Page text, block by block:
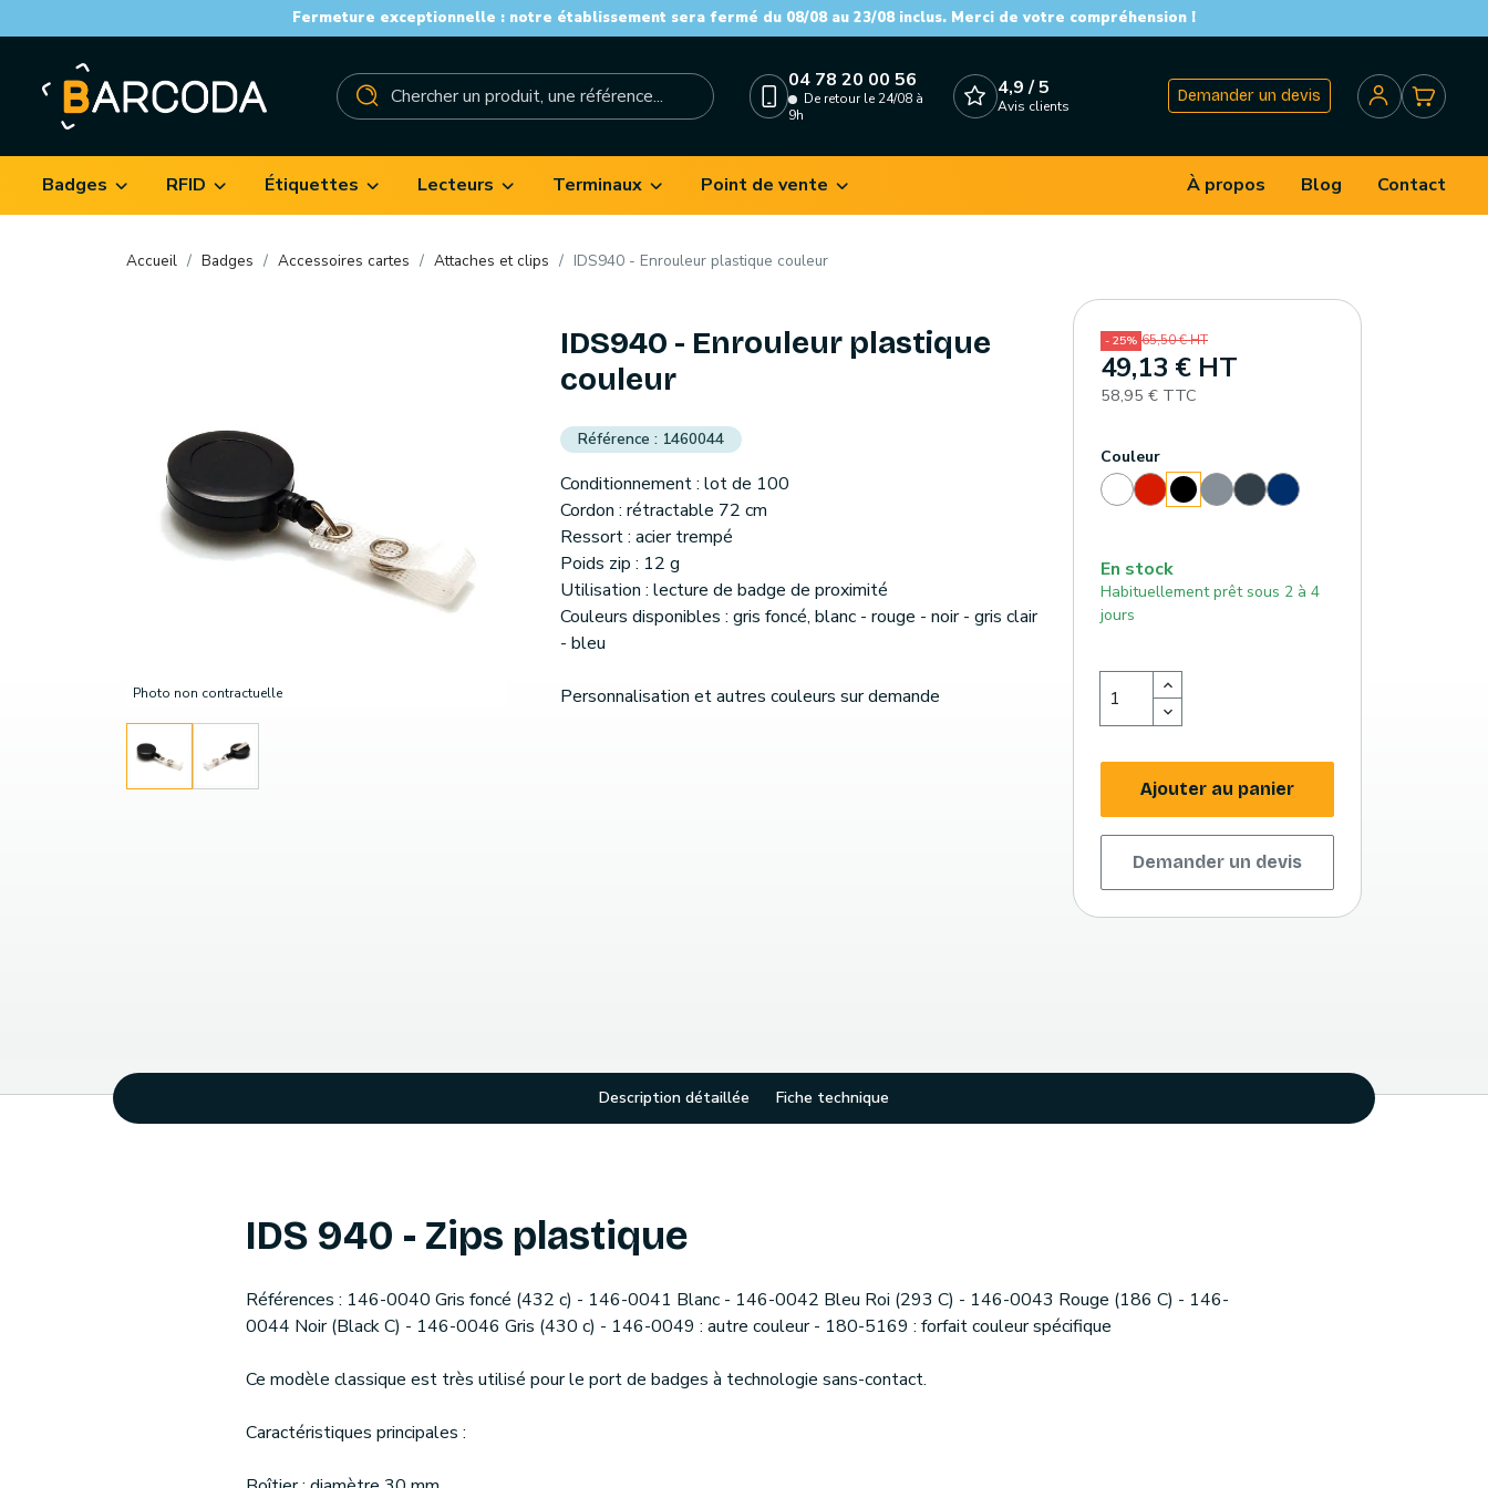
Fermeture exceptionnelle : notre établissement sera fermé du 08/08 au 23/08 inclus. Merci de votre compréhension !
04 78 20 00 56
De retour le 24/08 à
9h
4,9 / 5
Avis clients
Demander un devis
Badges RFID Étiquettes Lecteurs Terminaux Point de vente À propos Blog Contact
Accueil Badges Accessoires cartes Attaches et clips IDS940 - Enrouleur plastique couleur
Photo non contractuelle
IDS940 - Enrouleur plastique
couleur
1460044
Conditionnement : lot de 100
Cordon : rétractable 72 cm
Ressort : acier trempé
Poids zip : 12 g
Utilisation : lecture de badge de proximité
Couleurs disponibles : gris foncé, blanc - rouge - noir - gris clair
- bleu
Personnalisation et autres couleurs sur demande
- 25% 65,50 € HT
49,13 € HT
58,95 € TTC
Couleur
BlancRouge
(186
NoirGris
(430
Gris
foncé
Bleu
foncé
En stock
Habituellement prêt sous 2 à 4
jours
Ajouter au panier
Demander un devis
Description détaillée Fiche technique
IDS 940 - Zips plastique
Références : 146-0040 Gris foncé (432 c) - 146-0041 Blanc - 146-0042 Bleu Roi (293 C) - 146-0043 Rouge (186 C) - 146-
0044 Noir (Black C) - 146-0046 Gris (430 c) - 146-0049 : autre couleur - 180-5169 : forfait couleur spécifique
Ce modèle classique est très utilisé pour le port de badges à technologie sans-contact.
Caractéristiques principales :